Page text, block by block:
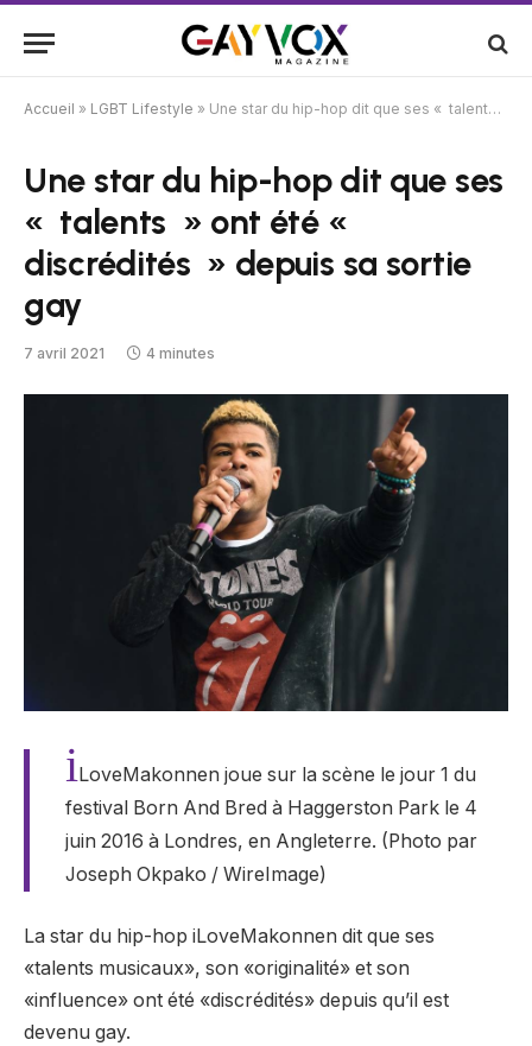
Accueil » LGBT Lifestyle » Une star du hip-hop dit que ses « talents » ont été « discrédités » depuis sa sortie gay
Une star du hip-hop dit que ses
« talents » ont été «
discrédités » depuis sa sortie
gay
7 avril 2021 4 minutes
iLoveMakonnen joue sur la scène le jour 1 du
festival Born And Bred à Haggerston Park le 4
juin 2016 à Londres, en Angleterre. (Photo par
Joseph Okpako / WireImage)
La star du hip-hop iLoveMakonnen dit que ses
«talents musicaux», son «originalité» et son
«influence» ont été «discrédités» depuis qu’il est
devenu gay.